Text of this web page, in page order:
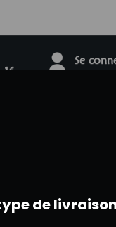
Se